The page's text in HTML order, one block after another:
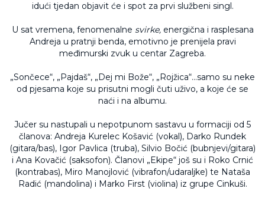
idući tjedan objavit će i spot za prvi službeni singl.
U sat vremena, fenomenalne svirke,energična i rasplesana
Andreja u pratnji benda, emotivno je prenijela pravi
međimurski zvuk u centar Zagreba.
„Sončece“, „Pajdaš“, „Dej mi Bože“, „Rojžica“…samo su neke
od pjesama koje su prisutni mogli čuti uživo, a koje će se
naći i na albumu.
Jučer su nastupali u nepotpunom sastavu u formaciji od 5
članova: Andreja Kurelec Košavić (vokal), Darko Rundek
(gitara/bas), Igor Pavlica (truba), Silvio Bočić (bubnjevi/gitara)
i Ana Kovačić (saksofon). Članovi „Ekipe“ još su i Roko Crnić
(kontrabas), Miro Manojlović (vibrafon/udaraljke) te Nataša
Radić (mandolina) i Marko First (violina) iz grupe Cinkuši.